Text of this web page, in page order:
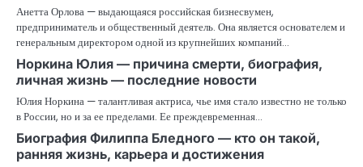
Анетта Орлова — выдающаяся российская бизнесвумен,
предприниматель и общественный деятель. Она является основателем и
генеральным директором одной из крупнейших компаний…
Норкина Юлия — причина смерти, биография,
личная жизнь — последние новости
Юлия Норкина — талантливая актриса, чье имя стало известно не только
в России, но и за ее пределами. Ее преждевременная…
Биография Филиппа Бледного — кто он такой,
ранняя жизнь, карьера и достижения